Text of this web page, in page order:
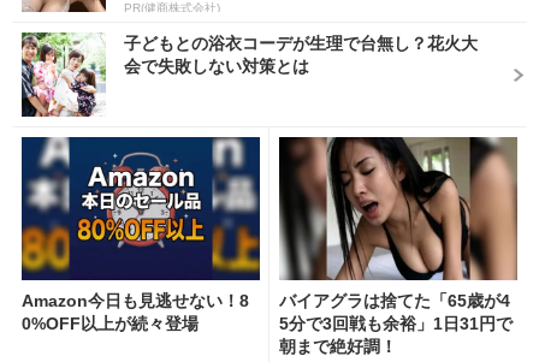
PR(健商株式会社)
子どもとの浴衣コーデが生理で台無し？花火大
会で失敗しない対策とは
Amazon今日も見逃せない！8
0%OFF以上が続々登場
バイアグラは捨てた「65歳が4
5分で3回戦も余裕」1日31円で
朝まで絶好調！